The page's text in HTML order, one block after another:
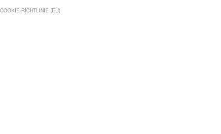
COOKIE-RICHTLINIE (EU)